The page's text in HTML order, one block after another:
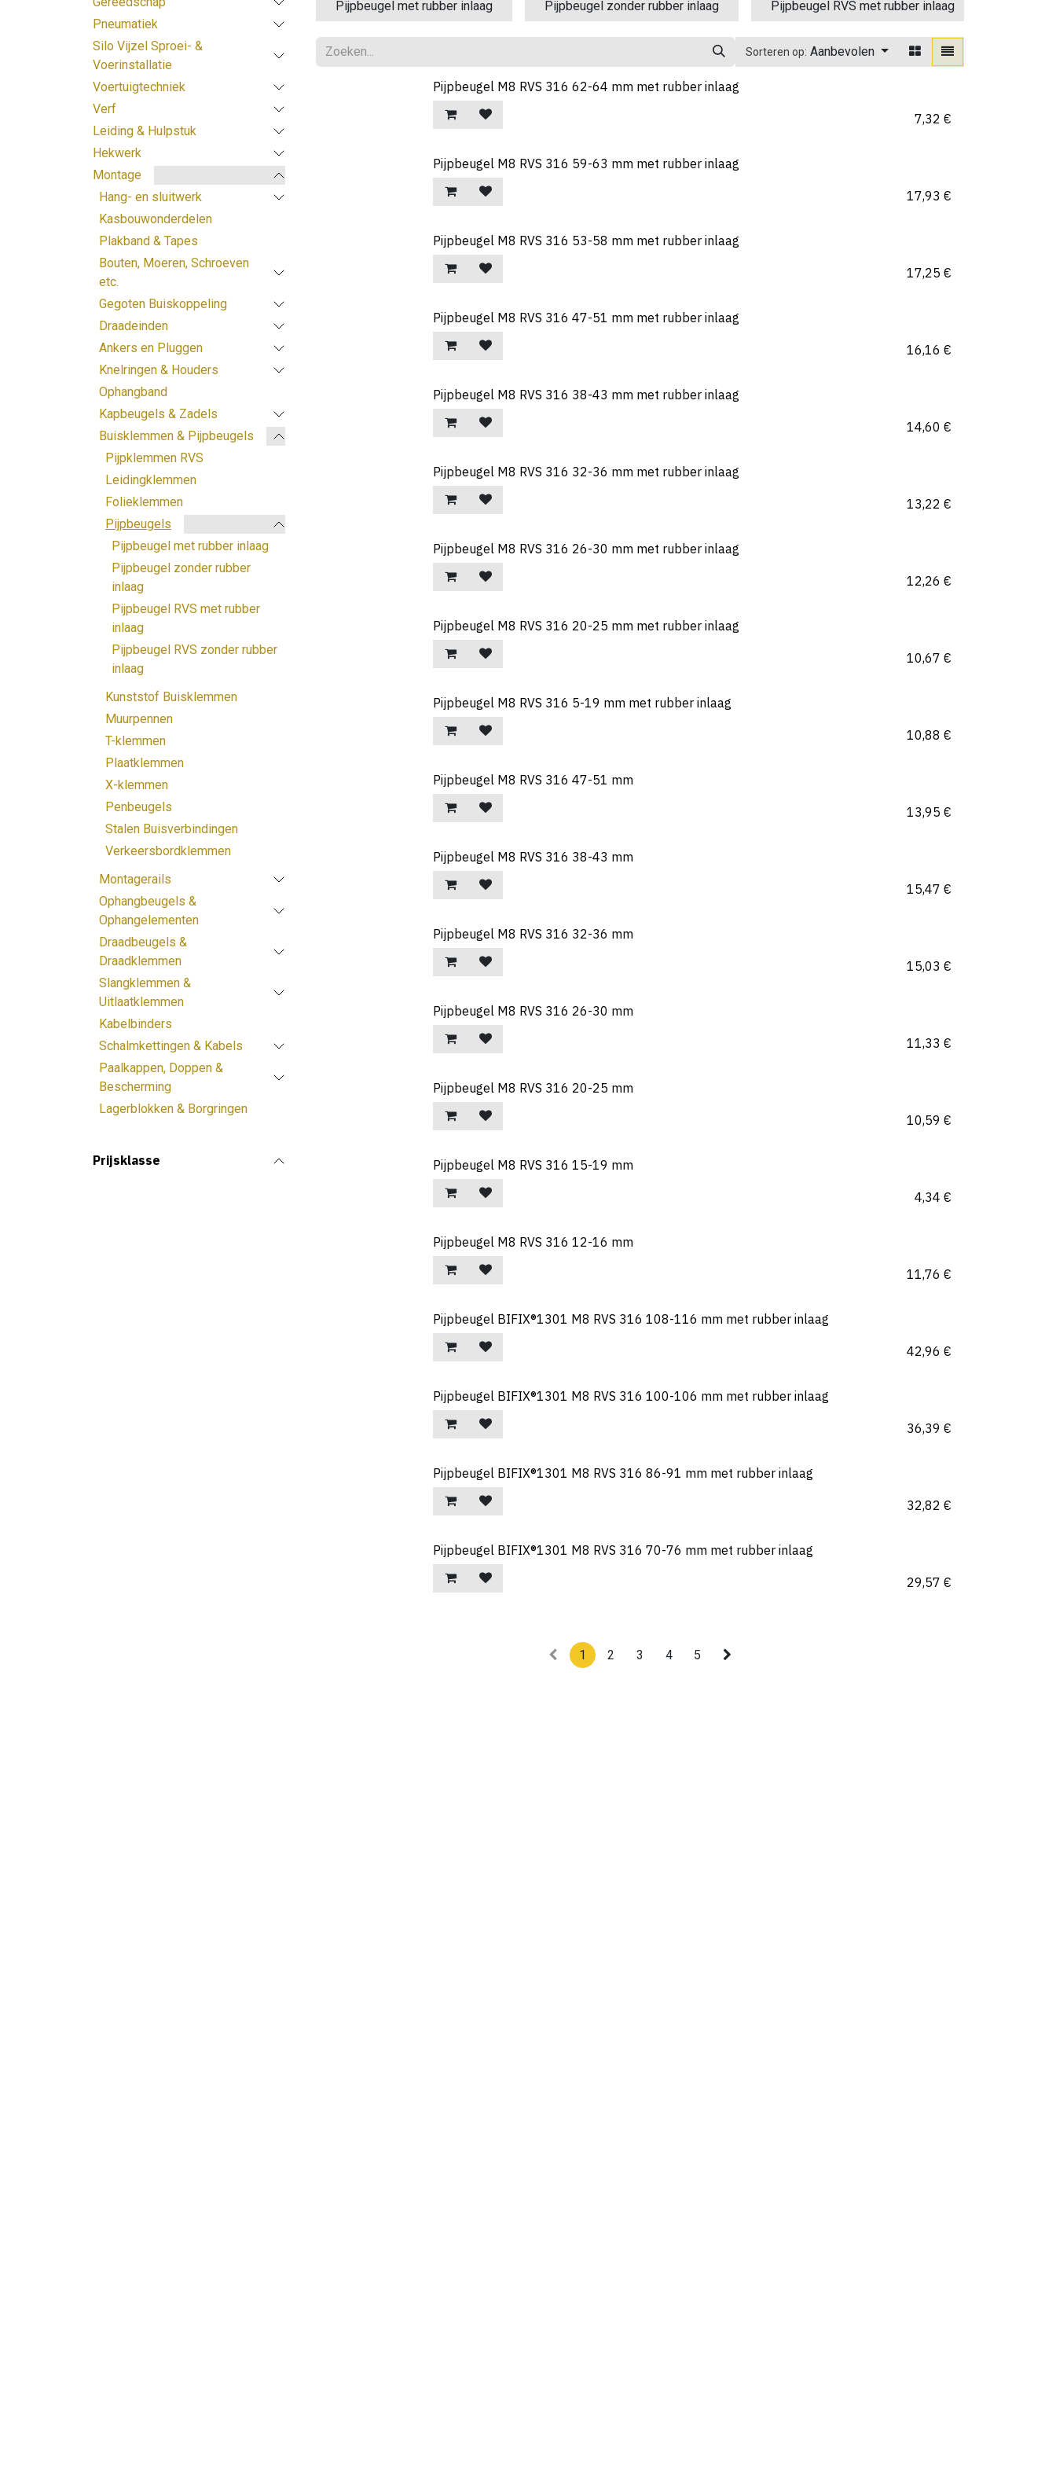
Pneumatiek
Silo Vijzel Sproei- &
Voerinstallatie
Voertuigtechniek
Verf
Leiding & Hulpstuk
Hekwerk
Montage
Hang- en sluitwerk
Kasbouwonderdelen
Plakband & Tapes
Bouten, Moeren, Schroeven
etc.
Gegoten Buiskoppeling
Draadeinden
Ankers en Pluggen
Knelringen & Houders
Ophangband
Kapbeugels & Zadels
Buisklemmen & Pijpbeugels
Pijpklemmen RVS
Leidingklemmen
Folieklemmen
Pijpbeugels
Pijpbeugel met rubber inlaag
Pijpbeugel zonder rubber
inlaag
Pijpbeugel RVS met rubber
inlaag
Pijpbeugel RVS zonder rubber
inlaag
Kunststof Buisklemmen
Muurpennen
T-klemmen
Plaatklemmen
X-klemmen
Penbeugels
Stalen Buisverbindingen
Verkeersbordklemmen
Montagerails
Ophangbeugels &
Ophangelementen
Draadbeugels &
Draadklemmen
Slangklemmen &
Uitlaatklemmen
Kabelbinders
Schalmkettingen & Kabels
Paalkappen, Doppen &
Bescherming
Lagerblokken & Borgringen
Prijsklasse
Pijpbeugel met rubber inlaag Pijpbeugel zonder rubber inlaag Pijpbeugel RVS met rubber inlaag
Sorteren op: Aanbevolen
Pijpbeugel M8 RVS 316 62-64 mm met rubber inlaag
7,32 €
Pijpbeugel M8 RVS 316 59-63 mm met rubber inlaag
17,93 €
Pijpbeugel M8 RVS 316 53-58 mm met rubber inlaag
17,25 €
Pijpbeugel M8 RVS 316 47-51 mm met rubber inlaag
16,16 €
Pijpbeugel M8 RVS 316 38-43 mm met rubber inlaag
14,60 €
Pijpbeugel M8 RVS 316 32-36 mm met rubber inlaag
13,22 €
Pijpbeugel M8 RVS 316 26-30 mm met rubber inlaag
12,26 €
Pijpbeugel M8 RVS 316 20-25 mm met rubber inlaag
10,67 €
Pijpbeugel M8 RVS 316 5-19 mm met rubber inlaag
10,88 €
Pijpbeugel M8 RVS 316 47-51 mm
13,95 €
Pijpbeugel M8 RVS 316 38-43 mm
15,47 €
Pijpbeugel M8 RVS 316 32-36 mm
15,03 €
Pijpbeugel M8 RVS 316 26-30 mm
11,33 €
Pijpbeugel M8 RVS 316 20-25 mm
10,59 €
Pijpbeugel M8 RVS 316 15-19 mm
4,34 €
Pijpbeugel M8 RVS 316 12-16 mm
11,76 €
Pijpbeugel BIFIX®1301 M8 RVS 316 108-116 mm met rubber inlaag
42,96 €
Pijpbeugel BIFIX®1301 M8 RVS 316 100-106 mm met rubber inlaag
36,39 €
Pijpbeugel BIFIX®1301 M8 RVS 316 86-91 mm met rubber inlaag
32,82 €
Pijpbeugel BIFIX®1301 M8 RVS 316 70-76 mm met rubber inlaag
29,57 €
1 2 3 4 5